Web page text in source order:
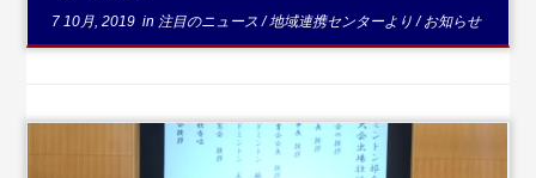
7 10月, 2019 in 注目のニュース/地域連携センターより/お知らせ